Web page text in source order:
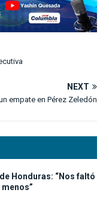
NEXT
empate en Pérez Zeledón
Honduras: “Nos faltó